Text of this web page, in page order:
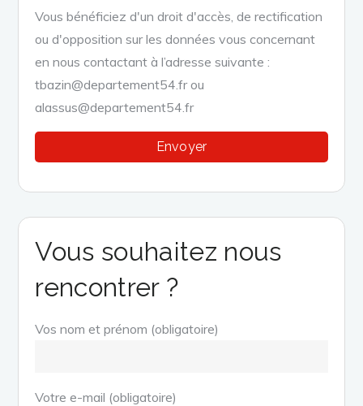
Vous bénéficiez d'un droit d'accès, de rectification
ou d'opposition sur les données vous concernant
en nous contactant à l’adresse suivante :
tbazin@departement54.fr ou
alassus@departement54.fr
Vous souhaitez nous
rencontrer ?
Vos nom et prénom (obligatoire)
Votre e-mail (obligatoire)